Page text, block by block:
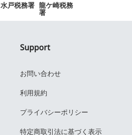
水戸税務署 龍ケ崎税務
署
Support
お問い合わせ
利用規約
プライバシーポリシー
特定商取引法に基づく表示